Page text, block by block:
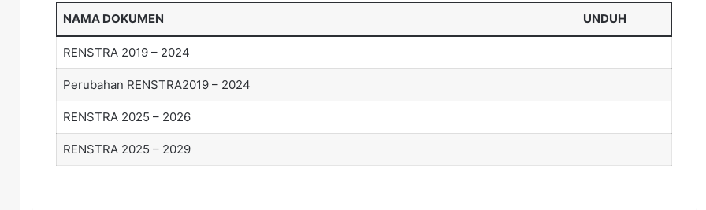
NAMA DOKUMEN UNDUH
RENSTRA 2019 – 2024
Perubahan RENSTRA2019 – 2024
RENSTRA 2025 – 2026
RENSTRA 2025 – 2029